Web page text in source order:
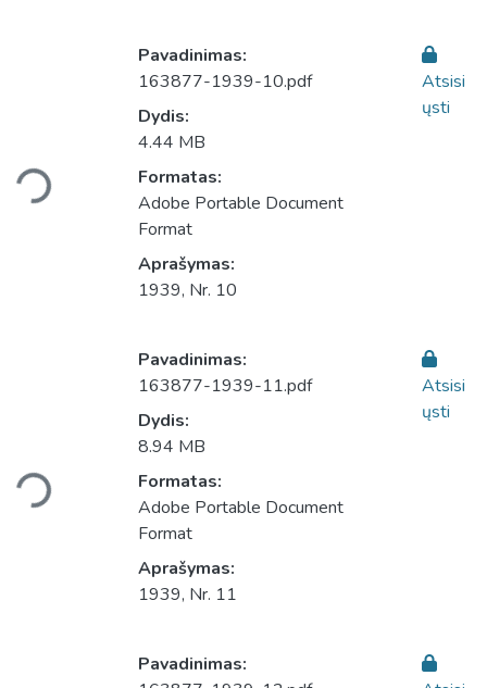
Įkeliama...
Pavadinimas:
163877-1939-10.pdf
Dydis:
4.44 MB
Formatas:
Adobe Portable Document
Format
Aprašymas:
1939, Nr. 10
Atsisi
ųsti
Įkeliama...
Pavadinimas:
163877-1939-11.pdf
Dydis:
8.94 MB
Formatas:
Adobe Portable Document
Format
Aprašymas:
1939, Nr. 11
Atsisi
ųsti
Pavadinimas: